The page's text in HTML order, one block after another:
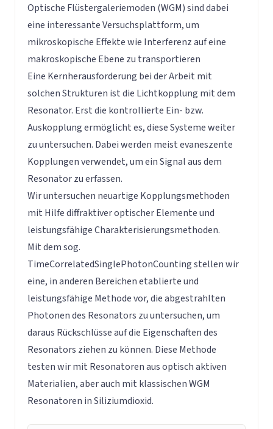
Optische Flüstergaleriemoden (WGM) sind dabei
eine interessante Versuchsplattform, um
mikroskopische Effekte wie Interferenz auf eine
makroskopische Ebene zu transportieren
Eine Kernherausforderung bei der Arbeit mit
solchen Strukturen ist die Lichtkopplung mit dem
Resonator. Erst die kontrollierte Ein- bzw.
Auskopplung ermöglicht es, diese Systeme weiter
zu untersuchen. Dabei werden meist evaneszente
Kopplungen verwendet, um ein Signal aus dem
Resonator zu erfassen.
Wir untersuchen neuartige Kopplungsmethoden
mit Hilfe diffraktiver optischer Elemente und
leistungsfähige Charakterisierungsmethoden.
Mit dem sog.
TimeCorrelatedSinglePhotonCounting stellen wir
eine, in anderen Bereichen etablierte und
leistungsfähige Methode vor, die abgestrahlten
Photonen des Resonators zu untersuchen, um
daraus Rückschlüsse auf die Eigenschaften des
Resonators ziehen zu können. Diese Methode
testen wir mit Resonatoren aus optisch aktiven
Materialien, aber auch mit klassischen WGM
Resonatoren in Siliziumdioxid.